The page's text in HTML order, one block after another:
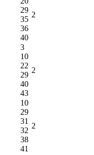
29
35
36
40
2
3
10
22
29
40
43
2
10
29
31
32
38
41
2